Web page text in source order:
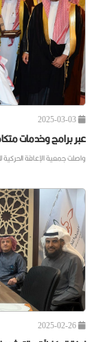
حركية توقع مذكرة
في إطار المساهمة في ا
عبر برامج وخدمات متكاملة..
واصلت جمعية الإعاقة الحركية